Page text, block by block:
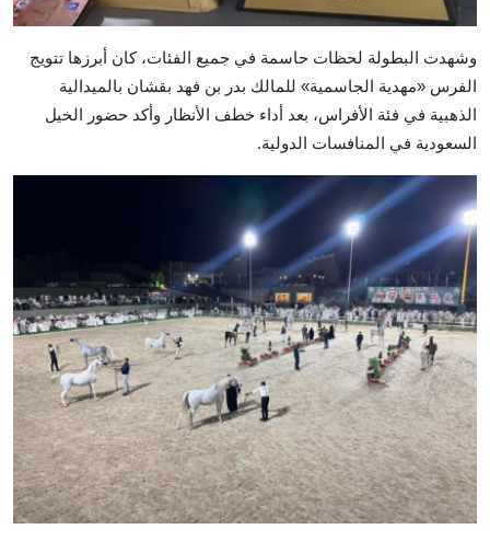
وشهدت البطولة لحظات حاسمة في جميع الفئات، كان أبرزها تتويج
الفرس «مهدية الجاسمية» للمالك بدر بن فهد بقشان بالميدالية
الذهبية في فئة الأفراس، بعد أداء خطف الأنظار وأكد حضور الخيل
السعودية في المنافسات الدولية.